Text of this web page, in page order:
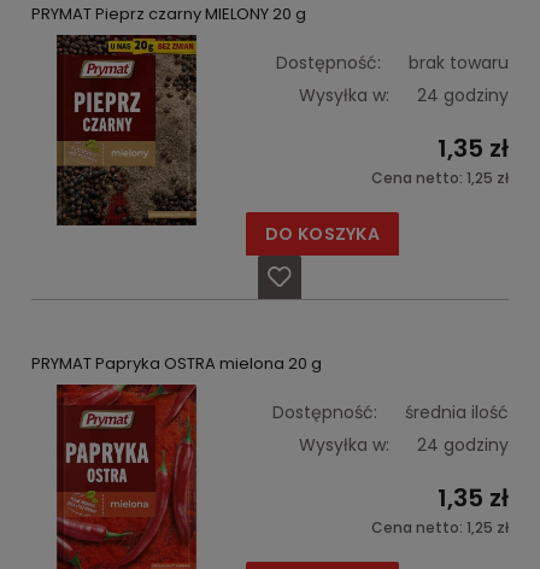
PRYMAT Pieprz czarny MIELONY 20 g
Dostępność:
brak towaru
Wysyłka w:
24 godziny
1,35 zł
Cena netto: 1,25 zł
DO KOSZYKA
PRYMAT Papryka OSTRA mielona 20 g
Dostępność:
średnia ilość
Wysyłka w:
24 godziny
1,35 zł
Cena netto: 1,25 zł